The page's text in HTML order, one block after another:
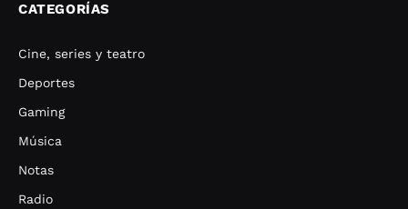
CATEGORÍAS
Cine, series y teatro
Deportes
Gaming
Música
Notas
Radio